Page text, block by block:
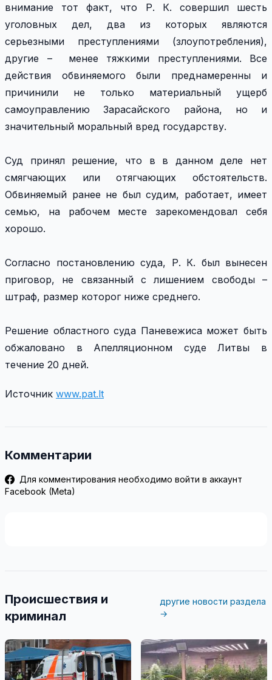
внимание тот факт, что Р. К. совершил шесть
уголовных дел, два из которых являются
серьезными преступлениями (злоупотребления),
другие – менее тяжкими преступлениями. Все
действия обвиняемого были преднамеренны и
причинили не только материальный ущерб
самоуправлению Зарасайского района, но и
значительный моральный вред государству.
Суд принял решение, что в в данном деле нет
смягчающих или отягчающих обстоятельств.
Обвиняемый ранее не был судим, работает, имеет
семью, на рабочем месте зарекомендовал себя
хорошо.
Согласно постановлению суда, Р. К. был вынесен
приговор, не связанный с лишением свободы –
штраф, размер которог ниже среднего.
Решение областного суда Паневежиса может быть
обжаловано в Апелляционном суде Литвы в
течение 20 дней.
Источник www.pat.lt
Комментарии
Для комментирования необходимо войти в аккаунт
Facebook (Meta)
Происшествия и
криминал
другие новости раздела
→